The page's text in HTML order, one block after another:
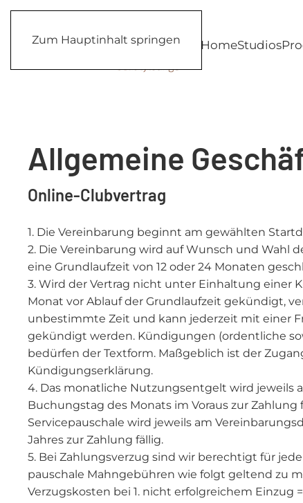
Zum Hauptinhalt springen HomeStudios
Allgemeine
Online-Clubvertrag
1. Die Vereinbarung beginnt am gewählten
2. Die Vereinbarung wird auf Wunsch und Wahl
eine Grundlaufzeit von 12 oder 24 Monaten
3. Wird der Vertrag nicht unter Einhaltung einer
Monat vor Ablauf der Grundlaufzeit gekündigt,
unbestimmte Zeit und kann jederzeit mit einer
gekündigt werden. Kündigungen (ordentliche
bedürfen der Textform. Maßgeblich ist der
Kündigungserklärung.
4. Das monatliche Nutzungsentgelt wird jeweils
Buchungstag des Monats im Voraus zur Zahlung
Servicepauschale wird jeweils am
Jahres zur Zahlung fällig.
5. Bei Zahlungsverzug sind wir berechtigt für
pauschale Mahngebühren wie folgt geltend zu
Verzugskosten bei 1. nicht erfolgreichem Einzug